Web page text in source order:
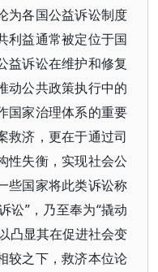
为各国公益诉讼制度
利益通常被定位于国
益诉讼在维护和修复
动公共政策执行中的
国家治理体系的重要
救济，更在于通过司
性失衡，实现社会公
些国家将此类诉讼称
讼”，乃至奉为“撬动
凸显其在促进社会变
较之下，救济本位论